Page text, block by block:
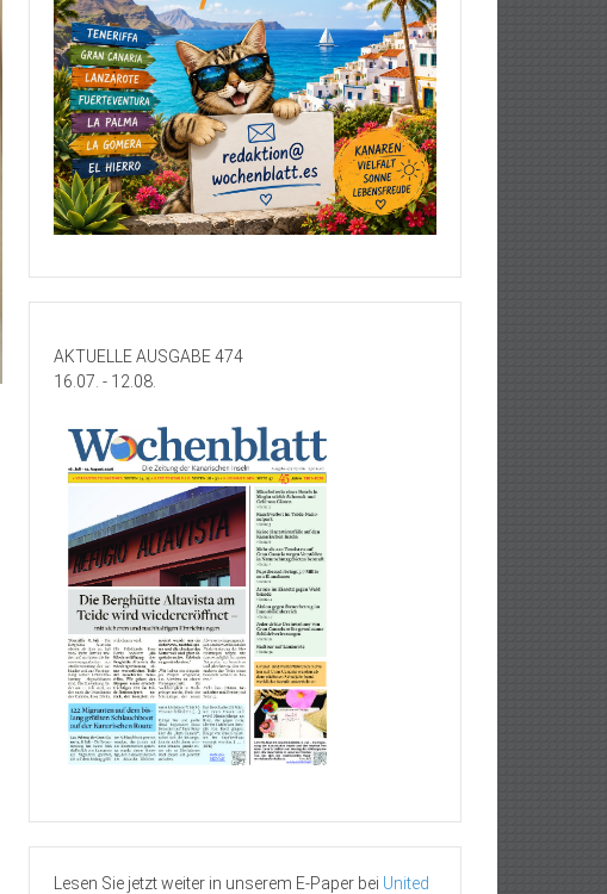
AKTUELLE AUSGABE 474
16.07. - 12.08.
Lesen Sie jetzt weiter in unserem E-Paper bei United